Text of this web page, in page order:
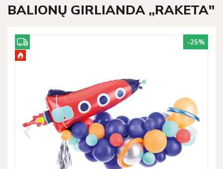
BALIONŲ GIRLIANDA „RAKETA"
-25%